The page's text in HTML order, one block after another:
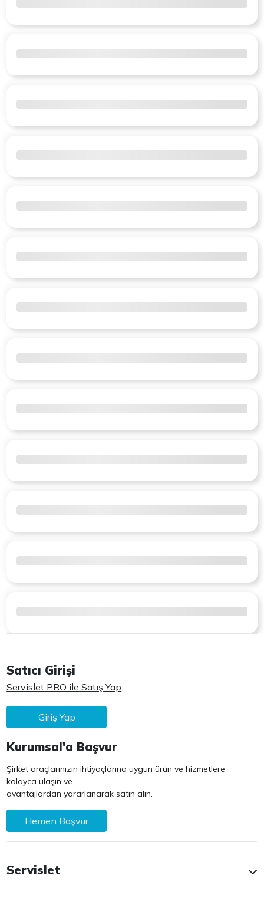
Satıcı Girişi
Servislet PRO ile Satış Yap
Giriş Yap
Kurumsal'a Başvur
Şirket araçlarınızın ihtiyaçlarına uygun ürün ve hizmetlere
kolayca ulaşın ve
avantajlardan yararlanarak satın alın.
Hemen Başvur
Servislet